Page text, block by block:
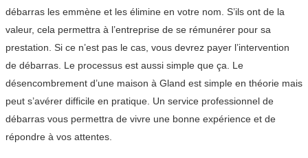
débarras les emmène et les élimine en votre nom. S’ils ont de la
valeur, cela permettra à l’entreprise de se rémunérer pour sa
prestation. Si ce n’est pas le cas, vous devrez payer l’intervention
de débarras. Le processus est aussi simple que ça. Le
désencombrement d’une maison à Gland est simple en théorie mais
peut s’avérer difficile en pratique. Un service professionnel de
débarras vous permettra de vivre une bonne expérience et de
répondre à vos attentes.